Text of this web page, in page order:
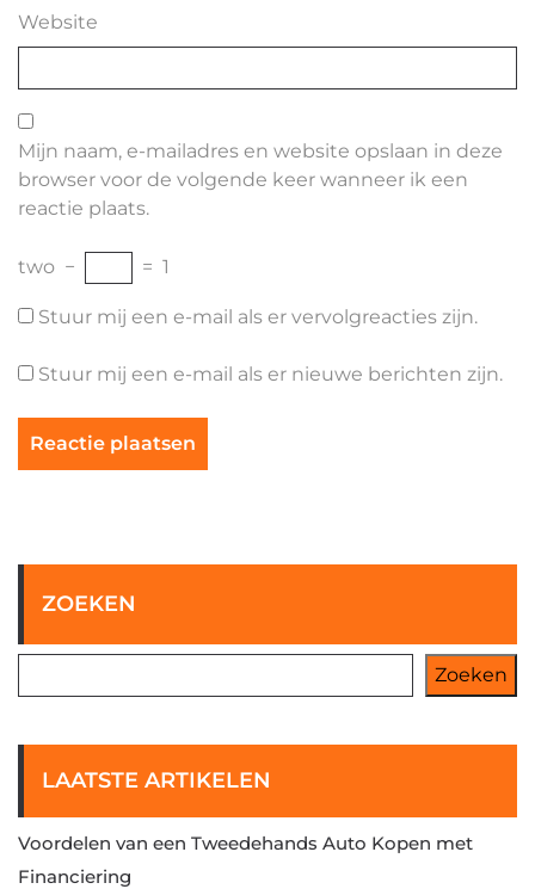
Website
Mijn naam, e-mailadres en website opslaan in deze
browser voor de volgende keer wanneer ik een
reactie plaats.
two − = 1
Stuur mij een e-mail als er vervolgreacties zijn.
Stuur mij een e-mail als er nieuwe berichten zijn.
ZOEKEN
Zoeken
LAATSTE ARTIKELEN
Voordelen van een Tweedehands Auto Kopen met
Financiering